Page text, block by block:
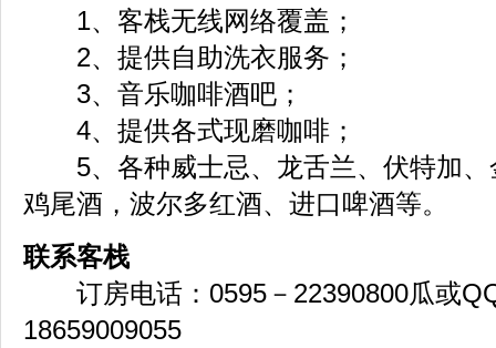
1、客栈无线网络覆盖；
2、提供自助洗衣服务；
3、音乐咖啡酒吧；
4、提供各式现磨咖啡；
5、各种威士忌、龙舌兰、伏特加、
鸡尾酒，波尔多红酒、进口啤酒等。
联系客栈
订房电话：0595－22390800瓜或
18659009055